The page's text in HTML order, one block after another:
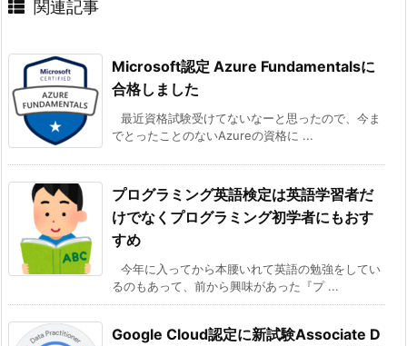
関連記事
Microsoft認定 Azure Fundamentalsに
合格しました
最近資格試験受けてないなーと思ったので、今ま
でとったことのないAzureの資格に ...
プログラミング英語検定は英語学習者だ
けでなくプログラミング初学者にもおす
すめ
今年に入ってから本腰いれて英語の勉強をしてい
るのもあって、前から興味があった『プ ...
Google Cloud認定に新試験Associate D